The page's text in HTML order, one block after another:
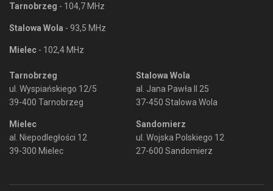
Tarnobrzeg - 104,7 MHz
Stalowa Wola - 93,5 MHz
Mielec - 102,4 MHz
Tarnobrzeg
ul. Wyspiańskiego 12/5
39-400 Tarnobrzeg
Mielec
al. Niepodległości 12
39-300 Mielec
Stalowa Wola
al. Jana Pawła II 25
37-450 Stalowa Wola
Sandomierz
ul. Wojska Polskiego 12
27-600 Sandomierz